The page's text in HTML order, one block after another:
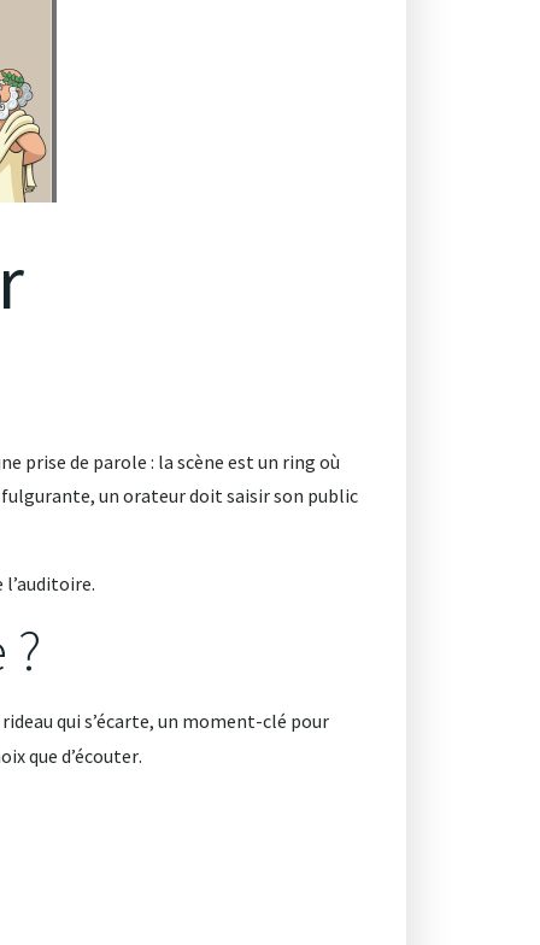
prise de parole : la scène est un ring où
un orateur doit saisir son public
l’auditoire.
rideau qui s’écarte, un moment-clé pour
que d’écouter.